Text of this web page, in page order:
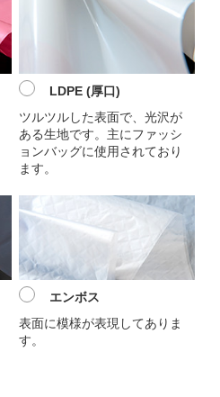
LDPE (厚口)
ツルツルした表面で、光沢が
ある生地です。主にファッシ
ョンバッグに使用されており
ます。
エンボス
表面に模様が表現してありま
す。